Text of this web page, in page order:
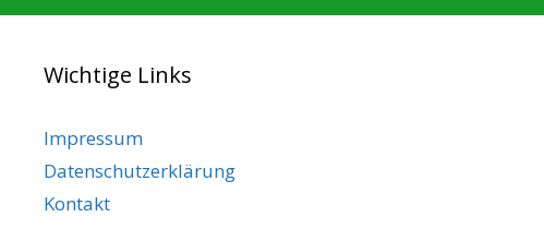
Wichtige Links
Impressum
Datenschutzerklärung
Kontakt